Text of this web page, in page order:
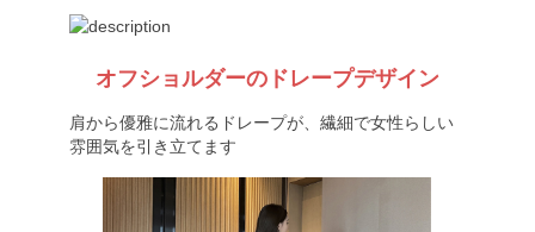
オフショルダーのドレープデザイン
肩から優雅に流れるドレープが、繊細で女性らしい
雰囲気を引き立てます